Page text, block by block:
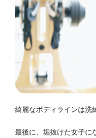
綺麗なボディラインは洗
最後に、垢抜けた女子に